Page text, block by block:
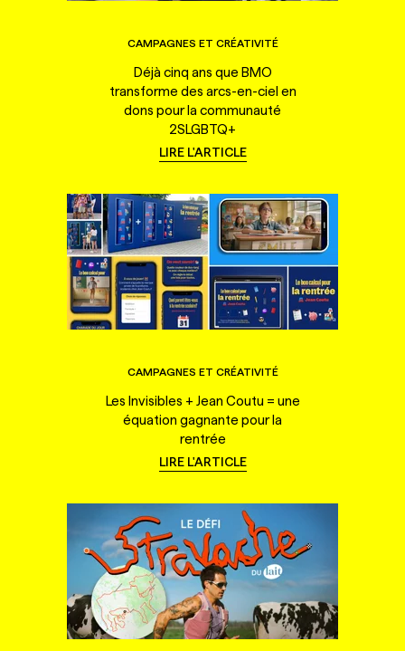
CAMPAGNES ET CRÉATIVITÉ
Déjà cinq ans que BMO
transforme des arcs-en-ciel en
dons pour la communauté
2SLGBTQ+
LIRE L'ARTICLE
CAMPAGNES ET CRÉATIVITÉ
Les Invisibles + Jean Coutu = une
équation gagnante pour la
rentrée
LIRE L'ARTICLE